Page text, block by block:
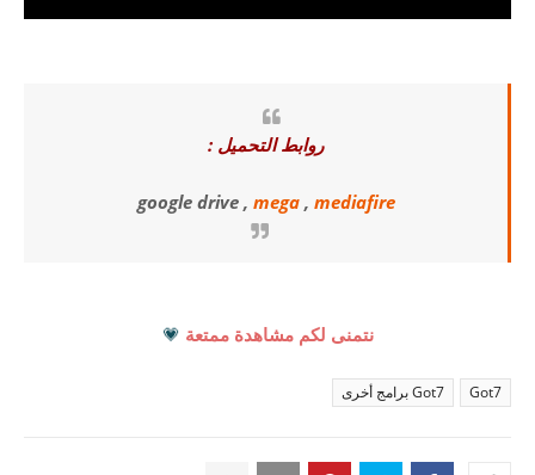
روابط التحميل :
google drive , mega, mediafire
نتمنى لكم مشاهدة ممتعة 💗
Got7 Got7 برامج أخرى